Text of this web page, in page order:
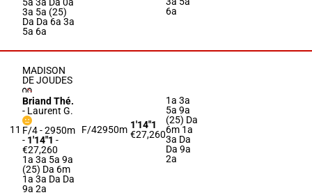
3a 5a (25)
Da Da 6a 3a
5a 6a
6a
11
MADISON
DE JOUDES
Briand Thé.
- Laurent G.
F/4 - 2950m
- 1'14"1 -
€27,260
1a 3a 5a 9a
(25) Da 6m
1a 3a Da Da
9a 2a
F/42950m 1'14"1
€27,260
1a 3a
5a 9a
(25) Da
6m 1a
3a Da
Da 9a
2a